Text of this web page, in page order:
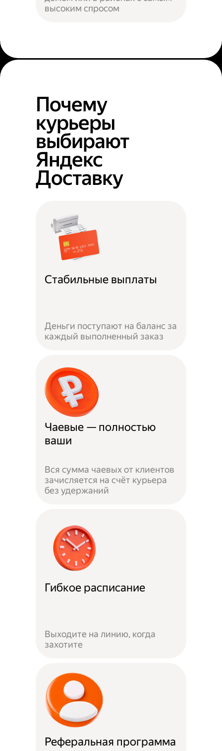
высоким спросом
Почему
курьеры
выбирают
Яндекс
Доставку
Стабильные выплаты
Деньги поступают на баланс за
каждый выполненный заказ
Чаевые — полностью
ваши
Вся сумма чаевых от клиентов
зачисляется на счёт курьера
без удержаний
Гибкое расписание
Выходите на линию, когда
захотите
Реферальная программа